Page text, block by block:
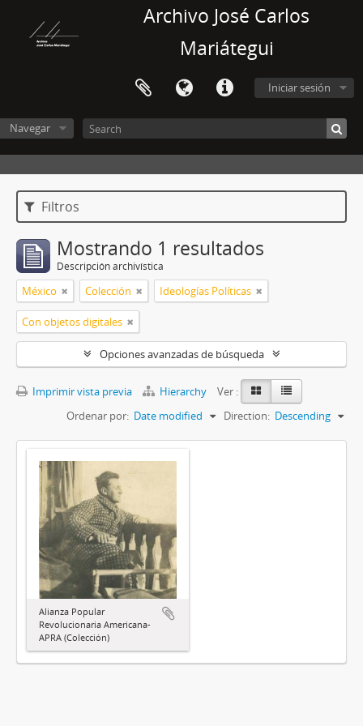
Archivo José Carlos
Mariátegui
Iniciar sesión
Navegar
Filtros
Mostrando 1 resultados
Descripción archivística
México Colección Ideologías Políticas
Con objetos digitales
Opciones avanzadas de búsqueda
Imprimir vista previa Hierarchy
Ver :
Ordenar por: Date modified Direction: Descending
Alianza Popular
Revolucionaria Americana-
APRA (Colección)